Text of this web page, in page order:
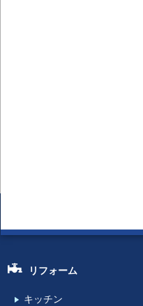
リフォーム
キッチン